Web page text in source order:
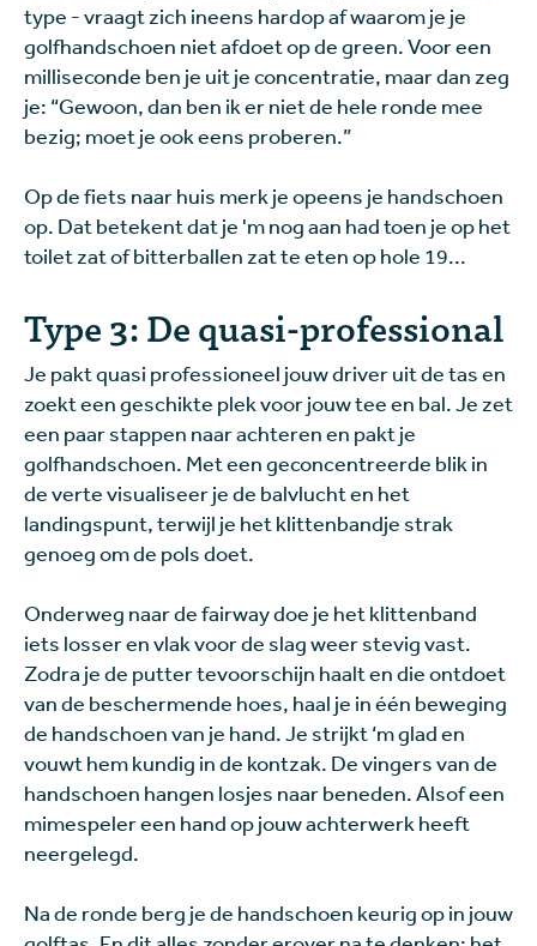
type - vraagt zich ineens hardop af waarom je je
golfhandschoen niet afdoet op de green. Voor een
milliseconde ben je uit je concentratie, maar dan zeg
je: “Gewoon, dan ben ik er niet de hele ronde mee
bezig; moet je ook eens proberen.”
Op de fiets naar huis merk je opeens je handschoen
op. Dat betekent dat je 'm nog aan had toen je op het
toilet zat of bitterballen zat te eten op hole 19...
Type 3: De quasi-professional
Je pakt quasi professioneel jouw driver uit de tas en
zoekt een geschikte plek voor jouw tee en bal. Je zet
een paar stappen naar achteren en pakt je
golfhandschoen. Met een geconcentreerde blik in
de verte visualiseer je de balvlucht en het
landingspunt, terwijl je het klittenbandje strak
genoeg om de pols doet.
Onderweg naar de fairway doe je het klittenband
iets losser en vlak voor de slag weer stevig vast.
Zodra je de putter tevoorschijn haalt en die ontdoet
van de beschermende hoes, haal je in één beweging
de handschoen van je hand. Je strijkt ‘m glad en
vouwt hem kundig in de kontzak. De vingers van de
handschoen hangen losjes naar beneden. Alsof een
mimespeler een hand op jouw achterwerk heeft
neergelegd.
Na de ronde berg je de handschoen keurig op in jouw